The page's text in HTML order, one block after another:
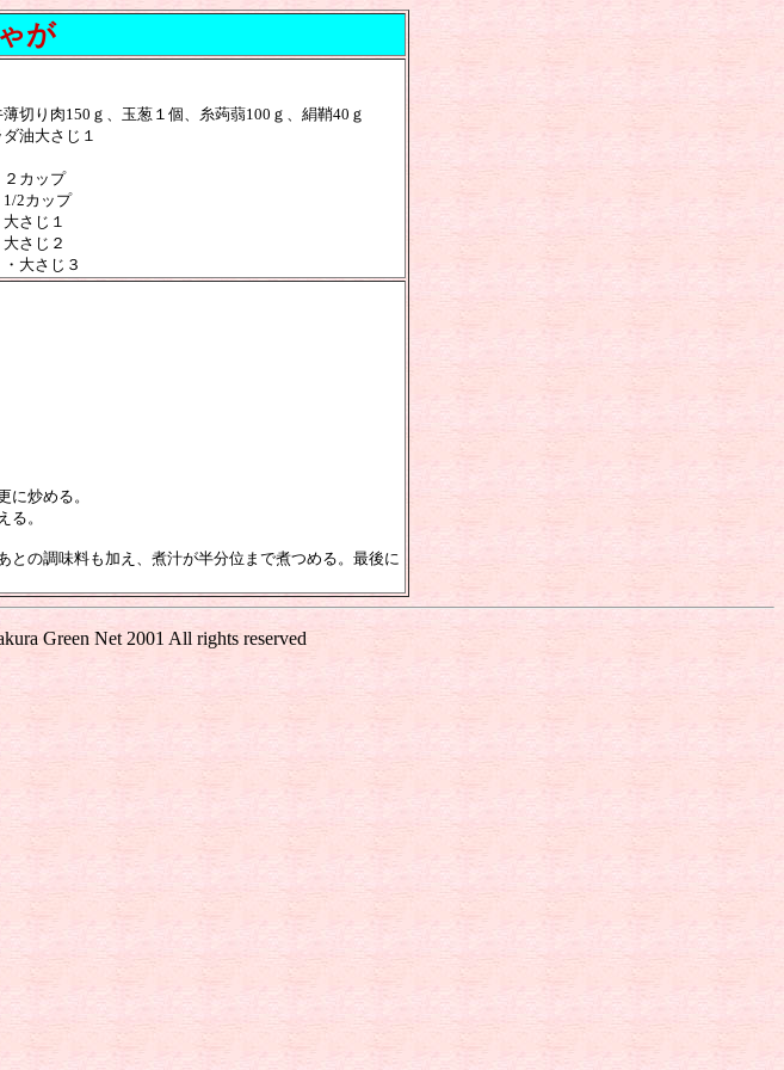
が
切り肉150ｇ、玉葱１個、糸蒟蒻100ｇ、絹鞘40ｇ
油大さじ１
カップ
2カップ
さじ１
さじ２
大さじ３
炒める。
。
の調味料も加え、煮汁が半分位まで煮つめる。最後に
Green Net 2001 All rights reserved